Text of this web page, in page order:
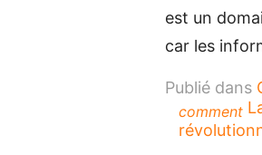
est un
car les
Publié dans
comment